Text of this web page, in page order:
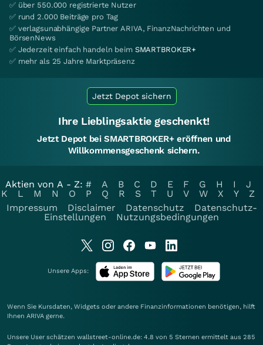
✅ über 550.000 registrierte Nutzer
✅ rund 2.000 Beiträge pro Tag
✅ verlagsunabhängige Partner ARIVA, FinanzNachrichten und
BörsenNews
✅ Jederzeit einfach handeln beim SMARTBROKER+
✅ mehr als 25 Jahre Marktpräsenz
Jetzt Depot sichern
Ihre Lieblingsaktie geschenkt!
Jetzt Depot bei SMARTBROKER+ eröffnen und
Willkommensgeschenk sichern.
Aktien von A - Z: # A B C D E F G H I
J
K
L M N O P Q R S T U V W X Y
Z
Impressum
Disclaimer Datenschutz
Datenschutz-
Einstellungen
Nutzungsbedingungen
Unsere Apps:
Wenn Sie Kursdaten, Widgets oder andere Finanzinformationen benötigen, hilft
Ihnen ARIVA gerne.
Unsere User schätzen wallstreet-online.de: 4.8 von 5 Sternen ermittelt aus 285